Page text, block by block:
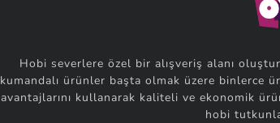
Hobi severlere özel bir alışveriş alanı
kumandalı ürünler başta olmak üzere binlerce
avantajlarını kullanarak kaliteli ve ekonomik
hobi